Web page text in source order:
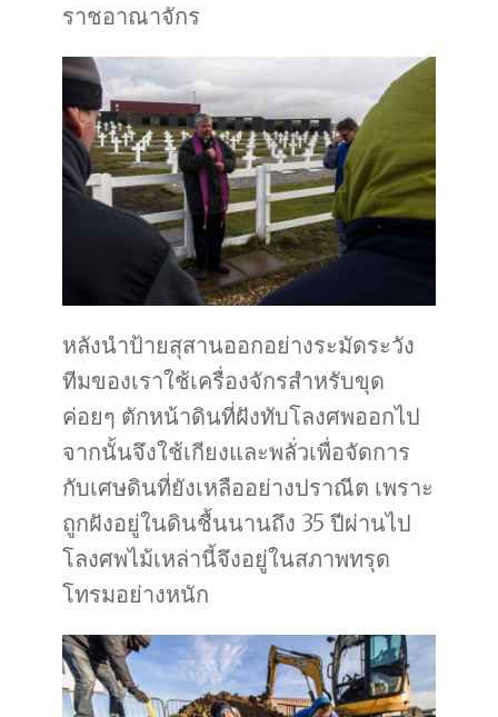
ราชอาณาจักร
หลังนำป้ายสุสานออกอย่างระมัดระวัง
ทีมของเราใช้เครื่องจักรสำหรับขุด
ค่อยๆ ตักหน้าดินที่ฝังทับโลงศพออกไป
จากนั้นจึงใช้เกียงและพลั่วเพื่อจัดการ
กับเศษดินที่ยังเหลืออย่างปราณีต เพราะ
ถูกฝังอยู่ในดินชื้นนานถึง 35 ปีผ่านไป
โลงศพไม้เหล่านี้จึงอยู่ในสภาพทรุด
โทรมอย่างหนัก